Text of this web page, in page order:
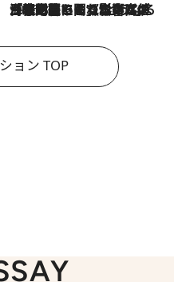
2026.8.3
「住宅建てられない…」「サーチャージ料の高値が続いている」ホルムズ海峡封鎖による影響はいつまで続く？《エネルギー専門家に聞く“どうなる日本の暮らし”》
ョン TOP